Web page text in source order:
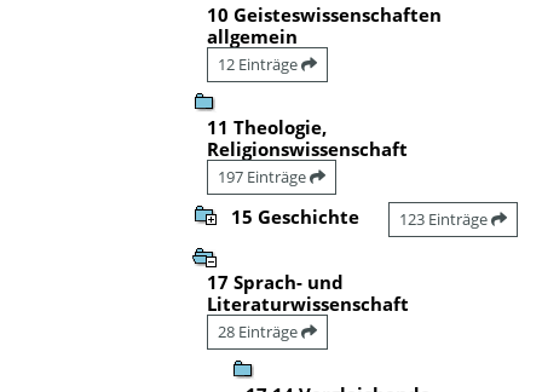
10 Geisteswissenschaften
allgemein
12 Einträge
11 Theologie,
Religionswissenschaft
197 Einträge
15 Geschichte 123 Einträge
17 Sprach- und
Literaturwissenschaft
28 Einträge